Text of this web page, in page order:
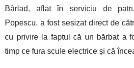
Bârlad, aflat în serviciu de
Popescu, a fost sesizat direct de
cu privire la faptul că un bărbat a
timp ce fura scule electrice și că